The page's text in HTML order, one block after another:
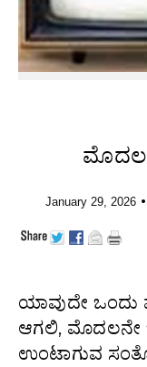
January 29, 2026 •
ಯಾವುದೇ ಒಂದು
ಆಗಲಿ, ಮೊದಲನೇ
ಉಂಟಾಗುವ